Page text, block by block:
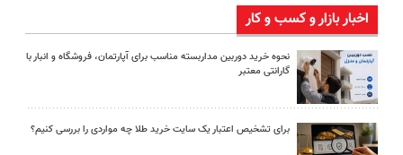
اخبار بازار و کسب و کار
نحوه خرید دوربین مداربسته مناسب برای آپارتمان، فروشگاه و انبار با
گارانتی معتبر
برای تشخیص اعتبار یک سایت خرید طلا چه مواردی را بررسی کنیم؟